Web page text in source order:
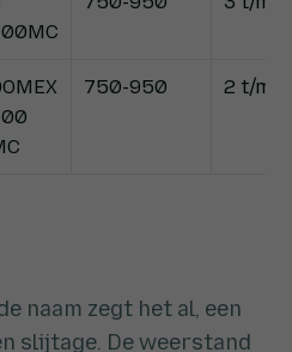
750-950 2 t/m
naam zegt het al, een
slijtage. De weerstand